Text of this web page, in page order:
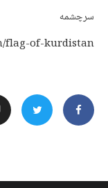
سرچشمه
flag-of-kurdistan